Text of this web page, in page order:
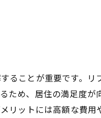
ることが重要です。
め、居住の満足度
リットには高額な費